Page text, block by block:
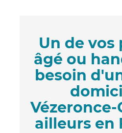
Un de vos
âgé ou
besoin
ailleurs en